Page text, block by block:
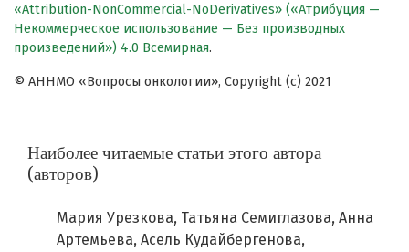
«Attribution-NonCommercial-NoDerivatives» («Атрибуция —
Некоммерческое использование — Без производных
произведений») 4.0 Всемирная.
© АННМО «Вопросы онкологии», Copyright (c) 2021
Наиболее читаемые статьи этого автора
(авторов)
Мария Урезкова, Татьяна Семиглазова, Анна
Артемьева, Асель Кудайбергенова,